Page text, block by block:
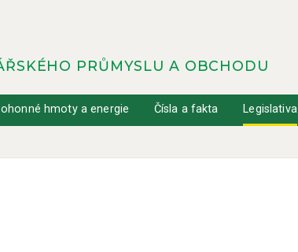
PRŮMYSLU A OBCHODU
hmoty a energie Čísla a fakta Legislativa